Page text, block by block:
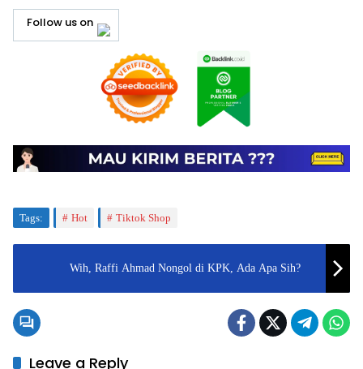
Follow us on
Tags: Hot Tiktok Shop
Wih, Raffi Ahmad Nongol di KPK, Ada Apa Sih?
Leave a Reply